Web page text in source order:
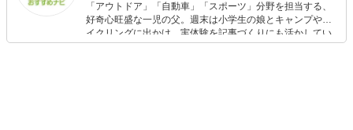
「アウトドア」「自動車」「スポーツ」分野を担当する、
好奇心旺盛な一児の父。週末は小学生の娘とキャンプやサ
イクリングに出かけ、実体験を記事づくりにも活かしてい
ます。読者の「知りたい」を分かりやすく届けることをモ